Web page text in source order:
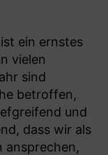
ein ernstes
vielen
sind
betroffen,
und
dass wir als
ansprechen,